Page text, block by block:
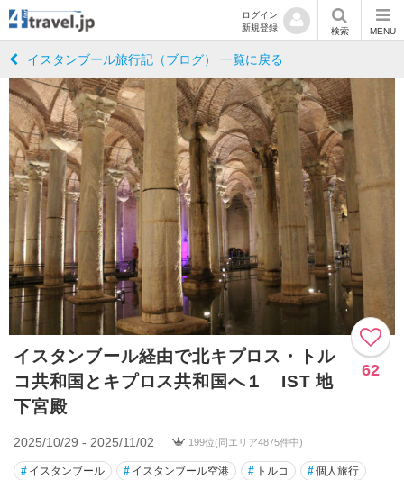
ログイン
新規登録
検索 MENU
イスタンブール旅行記（ブログ） 一覧に戻る
イスタンブール経由で北キプロス・トル
コ共和国とキプロス共和国へ１ IST 地
下宮殿
62
2025/10/29 - 2025/11/02 199位(同エリア4875件中)
# イスタンブール # イスタンブール空港 # トルコ #個人旅行